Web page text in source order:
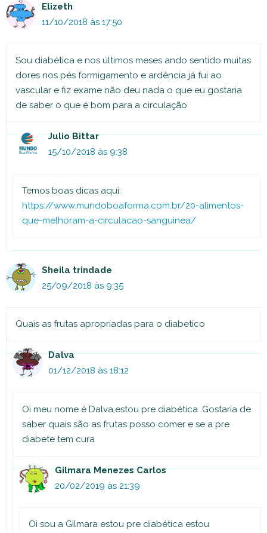
Elizeth
11/10/2018 às 17:50
Sou diabética e nos últimos meses ando sentido muitas
dores nos pés formigamento e ardência já fui ao
vascular e fiz exame não deu nada o que eu gostaria
de saber o que é bom para a circulação
Julio Bittar
15/10/2018 às 9:38
Temos boas dicas aqui:
https://www.mundoboaforma.com.br/20-alimentos-
que-melhoram-a-circulacao-sanguinea/
Sheila trindade
25/09/2018 às 9:35
Quais as frutas apropriadas para o diabetico
Dalva
01/12/2018 às 18:12
Oi meu nome é Dalva,estou pre diabética .Gostaria de
saber quais são as frutas posso comer e se a pre
diabete tem cura
Gilmara Menezes Carlos
20/02/2019 às 21:39
Oi sou a Gilmara estou pre diabética estou